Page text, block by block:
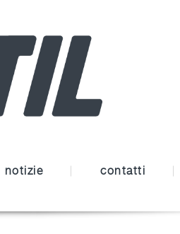
notizie contatti